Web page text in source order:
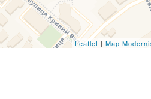
Leaflet | Map